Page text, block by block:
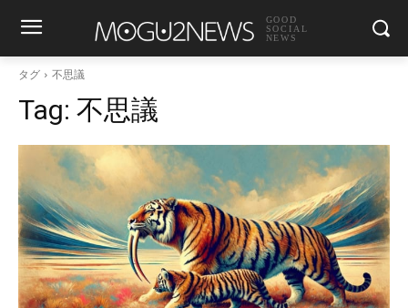
GOOD
SOCIAL
NEWS
タグ 不思議
Tag: 不思議